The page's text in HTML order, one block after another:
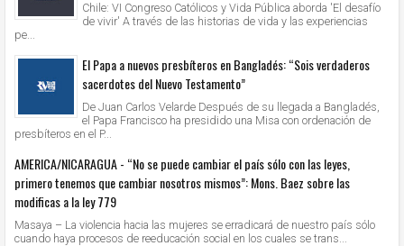
Chile: VI Congreso Católicos y Vida Pública aborda 'El desafío
de vivir' A través de las historias de vida y las experiencias
pe...
El Papa a nuevos presbíteros en Bangladés: “Sois verdaderos
sacerdotes del Nuevo Testamento”
De Juan Carlos Velarde Después de su llegada a Bangladés,
el Papa Francisco ha presidido una Misa con ordenación de
presbíteros en el P...
AMERICA/NICARAGUA - “No se puede cambiar el país sólo con las leyes,
primero tenemos que cambiar nosotros mismos”: Mons. Baez sobre las
modificas a la ley 779
Masaya – La violencia hacia las mujeres se erradicará de nuestro país sólo
cuando haya procesos de reeducación social en los cuales se trans...